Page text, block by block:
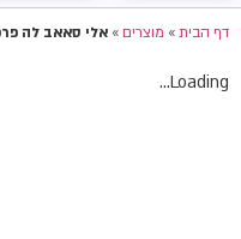
דף הבית»מוצרים»אלי סאאב לה
Loading...